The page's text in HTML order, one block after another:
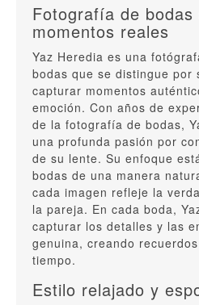
Fotografía de
momentos reales
Yaz Heredia es una
bodas que se distingue por
capturar momentos
emoción. Con años de
de la fotografía de bodas,
una profunda pasión por
de su lente. Su enfoque
bodas de una manera
cada imagen refleje la
la pareja. En cada boda,
capturar los detalles y las
genuina, creando
tiempo.
Estilo relajado y